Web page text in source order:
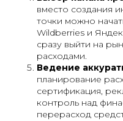
вместо создания
точки можно
Wildberries и
сразу выйти на
расходами.
Ведение
планирование
сертификация,
контроль над
перерасход